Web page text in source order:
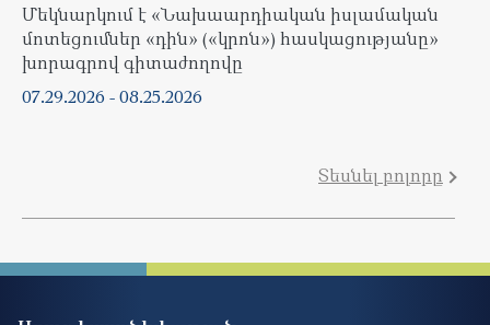
Մեկնարկում է «Նախաարդիական իսլամական
մոտեցումներ «դին» («կրոն») հասկացությանը»
խորագրով գիտաժողովը
07.29.2026 -08.25.2026
Տեսնել բոլորը